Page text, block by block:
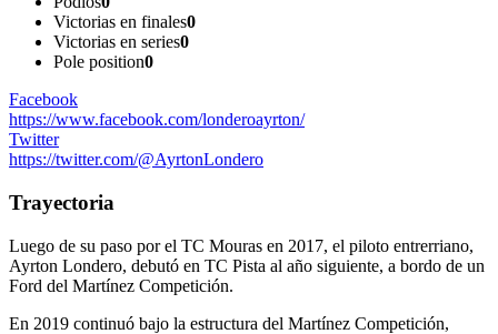
Victorias en finales0
Victorias en series0
Pole position0
Facebook
https://www.facebook.com/londeroayrton/
Twitter
https://twitter.com/@AyrtonLondero
Trayectoria
Luego de su paso por el TC Mouras en 2017, el piloto entrerriano,
Ayrton Londero, debutó en TC Pista al año siguiente, a bordo de un
Ford del Martínez Competición.
En 2019 continuó bajo la estructura del Martínez Competición,